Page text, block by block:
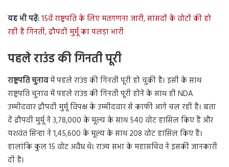
यह भी पढ़ें:15वें राष्ट्रपति के लिए मतगणना जारी, सांसदों के वोटों की हो
रही है गिनती, द्रौपदी मुर्मू का पलड़ा भारी
पहले राउंड की गिनती पूरी
राष्ट्रपति चुनावमें पहले राउंड की गिनती पूरी हो चुकी है। इसी के साथ
राष्ट्रपति चुनाव में पहले राउंड की गिनती पूरी होने के साथ ही NDA
उम्मीदवार द्रौपदी मुर्मू विपक्ष के उम्मीदवार से काफी आगे चल रही है। बता
दें द्रौपदी मुर्मू ने 3,78,000 के मूल्य के साथ 540 वोट हासिल किए हैं और
यशवंत सिन्हा ने 1,45,600 के मूल्य के साथ 208 वोट हासिल किए हैं।
हालांकि कुल 15 वोट अवैध थे। राज्य सभा के महासचिव ने इसकी जानकारी
दी है।